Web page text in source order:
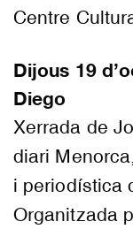
Centre
Dijous 19
Diego
Xerrada de
diari
i periodística
Organitzada